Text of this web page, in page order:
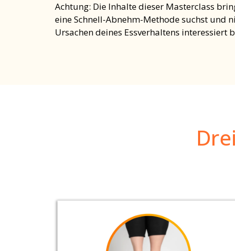
Achtung: Die Inhalte dieser Masterclass
eine Schnell-Abnehm-Methode suchst und
Ursachen deines Essverhaltens interessiert